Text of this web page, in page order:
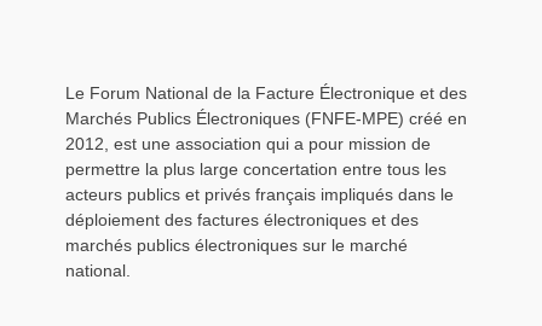
Le Forum National de la Facture Électronique et des
Marchés Publics Électroniques (FNFE-MPE) créé en
2012, est une association qui a pour mission de
permettre la plus large concertation entre tous les
acteurs publics et privés français impliqués dans le
déploiement des factures électroniques et des
marchés publics électroniques sur le marché
national.